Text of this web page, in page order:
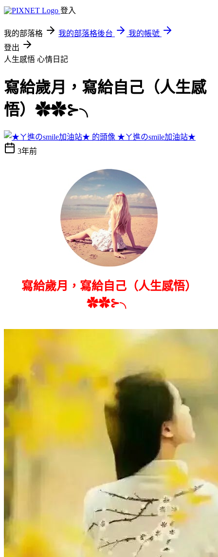
登入
我的部落格 我的部落格後台
我的帳號
登出
人生感悟 心情日記
寫給歲月，寫給自己（人生感
悟）✿✿⊱╮
★ㄚ進のsmile加油站★
3年前
寫給歲月，寫給自己（人生感悟）
✿✿⊱╮